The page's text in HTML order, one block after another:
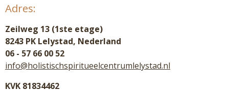
Adres:
Zeilweg 13 (1ste etage)
8243 PK Lelystad, Nederland
06 - 57 66 00 52
info@holistischspiritueelcentrumlelystad.nl
KVK 81834462